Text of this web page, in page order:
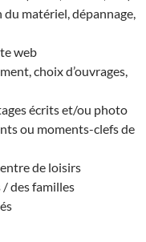
matériel, dépannage,
web
choix d’ouvrages,
écrits et/ou photo
ou moments-clefs de
de loisirs
des familles